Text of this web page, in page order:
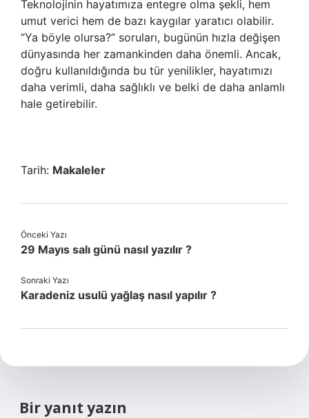
Teknolojinin hayatımıza entegre olma şekli, hem
umut verici hem de bazı kaygılar yaratıcı olabilir.
“Ya böyle olursa?” soruları, bugünün hızla değişen
dünyasında her zamankinden daha önemli. Ancak,
doğru kullanıldığında bu tür yenilikler, hayatımızı
daha verimli, daha sağlıklı ve belki de daha anlamlı
hale getirebilir.
Tarih: Makaleler
Önceki Yazı
29 Mayıs salı günü nasıl yazılır ?
Sonraki Yazı
Karadeniz usulü yağlaş nasıl yapılır ?
Bir yanıt yazın